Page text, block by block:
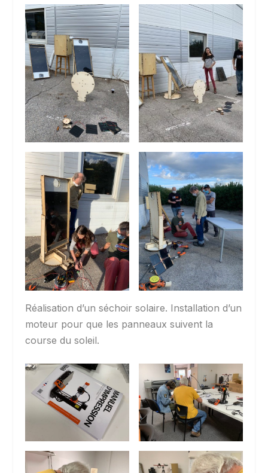
Réalisation d’un séchoir solaire. Installation d’un
moteur pour que les panneaux suivent la
course du soleil.